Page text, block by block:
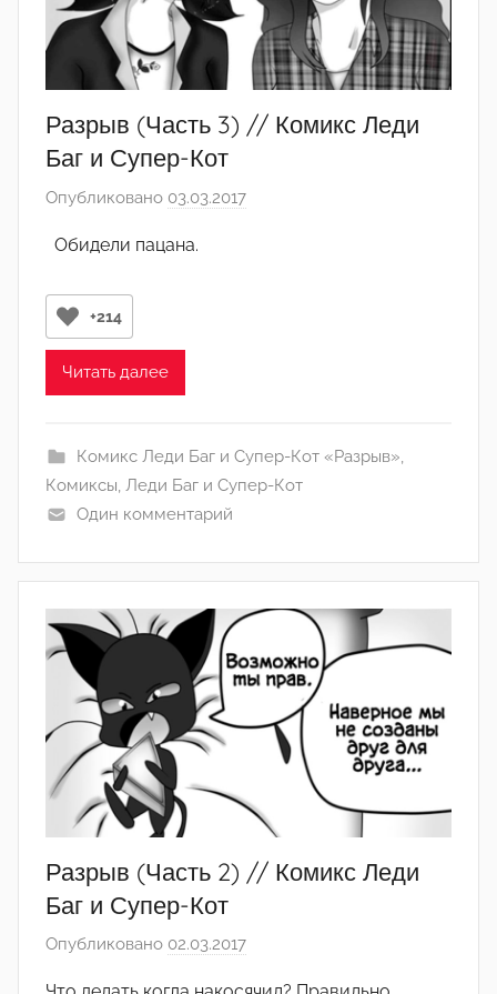
Разрыв (Часть 3) // Комикс Леди
Баг и Супер-Кот
Опубликовано 03.03.2017
т
ё
Обидели пацана.
+214
Читать далее
Комикс Леди Баг и Супер-Кот «Разрыв»,
Комиксы, Леди Баг и Супер-Кот
Один комментарий
Разрыв (Часть 2) // Комикс Леди
Баг и Супер-Кот
Опубликовано 02.03.2017